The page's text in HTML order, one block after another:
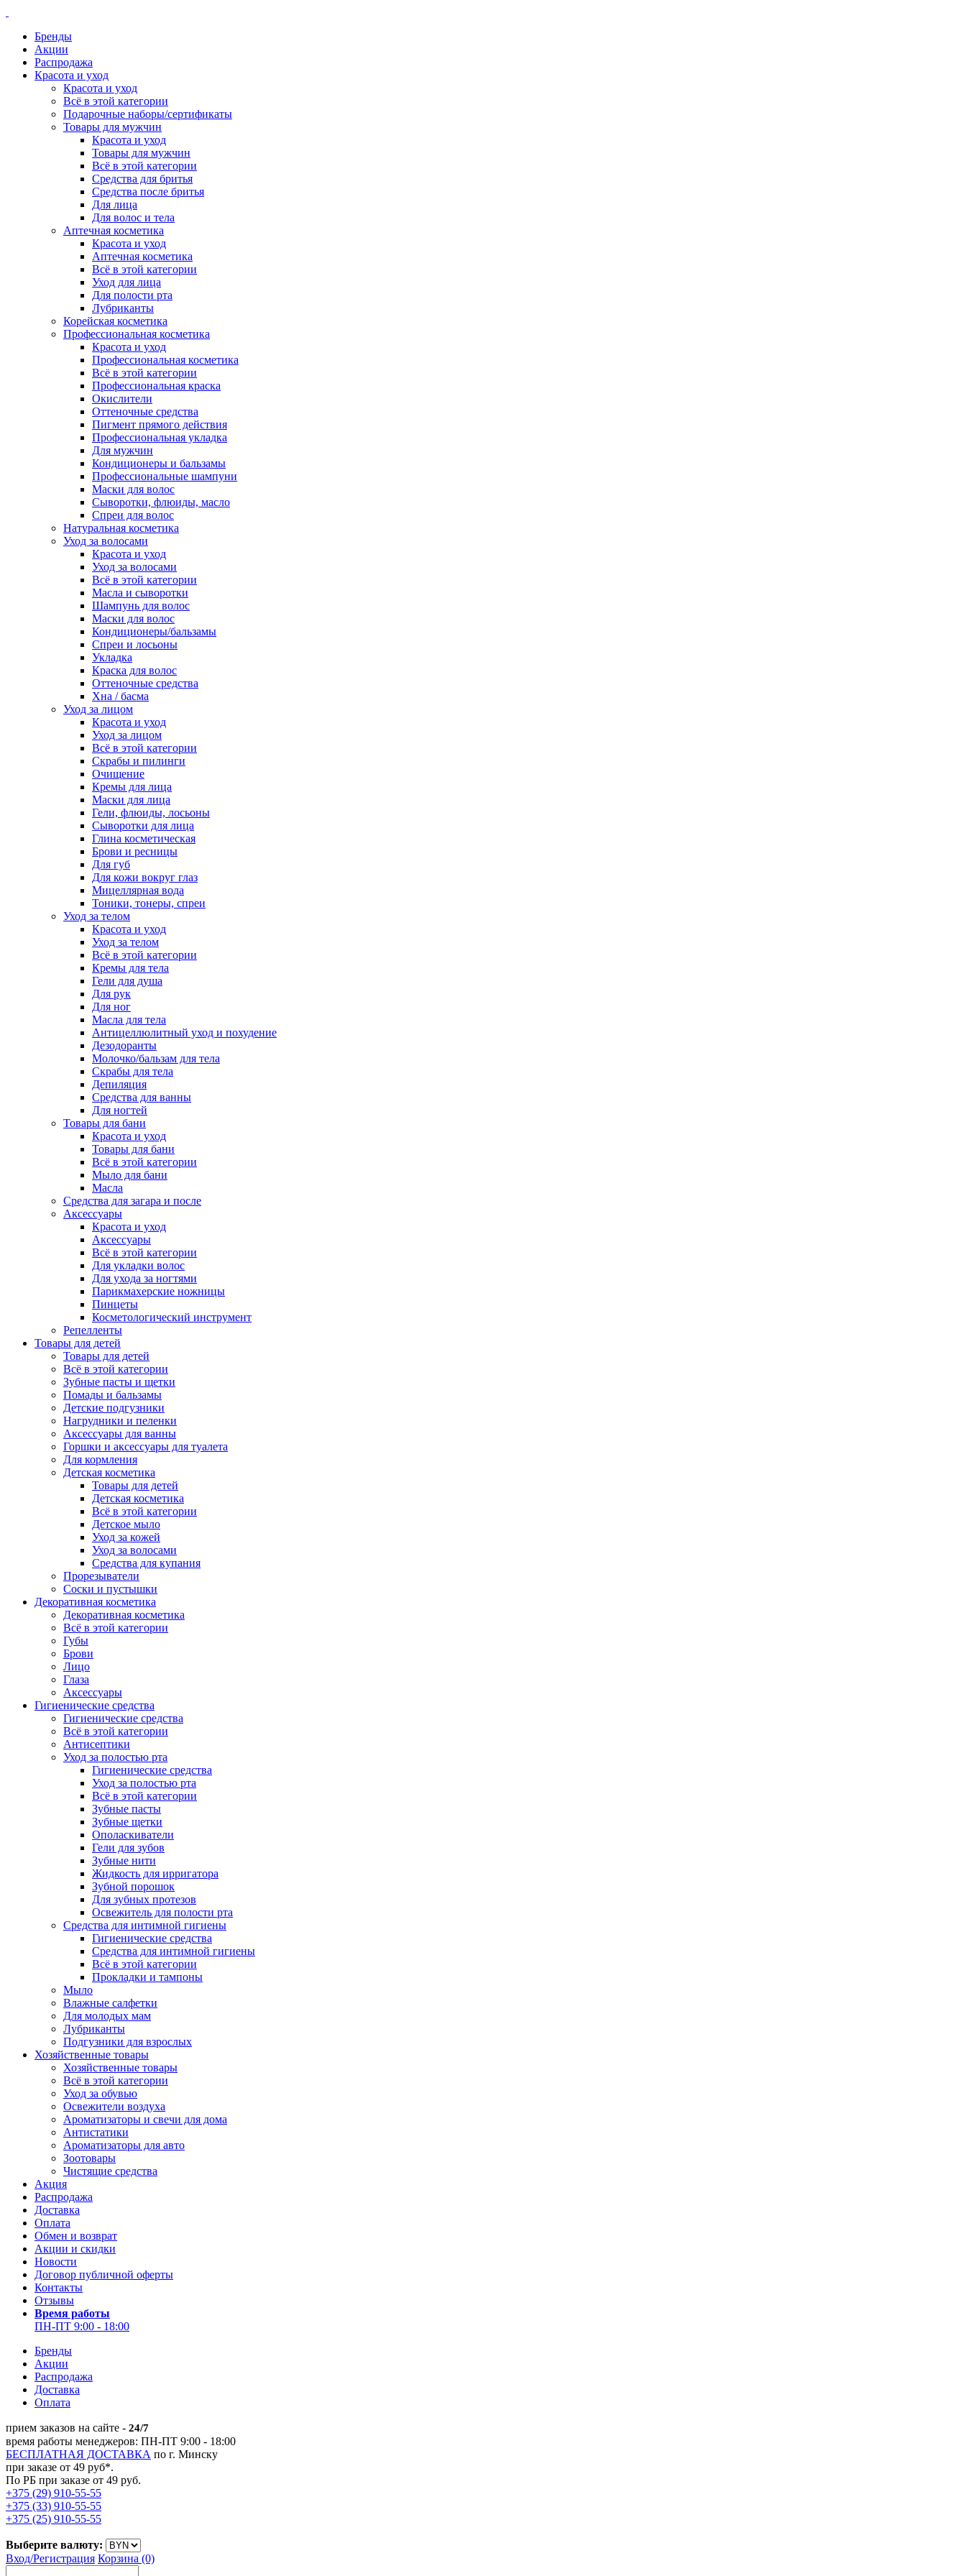
Бренды
Акции
Распродажа
Красота и уход
Красота и уход
Всё в этой категории
Подарочные наборы/сертификаты
Товары для мужчин
Красота и уход
Товары для мужчин
Всё в этой категории
Средства для бритья
Средства после бритья
Для лица
Для волос и тела
Аптечная косметика
Красота и уход
Аптечная косметика
Всё в этой категории
Уход для лица
Для полости рта
Лубриканты
Корейская косметика
Профессиональная косметика
Красота и уход
Профессиональная косметика
Всё в этой категории
Профессиональная краска
Окислители
Оттеночные средства
Пигмент прямого действия
Профессиональная укладка
Для мужчин
Кондиционеры и бальзамы
Профессиональные шампуни
Маски для волос
Сыворотки, флюиды, масло
Спреи для волос
Натуральная косметика
Уход за волосами
Красота и уход
Уход за волосами
Всё в этой категории
Масла и сыворотки
Шампунь для волос
Маски для волос
Кондиционеры/бальзамы
Спреи и лосьоны
Укладка
Краска для волос
Оттеночные средства
Хна / басма
Уход за лицом
Красота и уход
Уход за лицом
Всё в этой категории
Скрабы и пилинги
Очищение
Кремы для лица
Маски для лица
Гели, флюиды, лосьоны
Сыворотки для лица
Глина косметическая
Брови и ресницы
Для губ
Для кожи вокруг глаз
Мицеллярная вода
Тоники, тонеры, спреи
Уход за телом
Красота и уход
Уход за телом
Всё в этой категории
Кремы для тела
Гели для душа
Для рук
Для ног
Масла для тела
Антицеллюлитный уход и похудение
Дезодоранты
Молочко/бальзам для тела
Скрабы для тела
Депиляция
Средства для ванны
Для ногтей
Товары для бани
Красота и уход
Товары для бани
Всё в этой категории
Мыло для бани
Масла
Средства для загара и после
Аксессуары
Красота и уход
Аксессуары
Всё в этой категории
Для укладки волос
Для ухода за ногтями
Парикмахерские ножницы
Пинцеты
Косметологический инструмент
Репелленты
Товары для детей
Товары для детей
Всё в этой категории
Зубные пасты и щетки
Помады и бальзамы
Детские подгузники
Нагрудники и пеленки
Аксессуары для ванны
Горшки и аксессуары для туалета
Для кормления
Детская косметика
Товары для детей
Детская косметика
Всё в этой категории
Детское мыло
Уход за кожей
Уход за волосами
Средства для купания
Прорезыватели
Соски и пустышки
Декоративная косметика
Декоративная косметика
Всё в этой категории
Губы
Брови
Лицо
Глаза
Аксессуары
Гигиенические средства
Гигиенические средства
Всё в этой категории
Антисептики
Уход за полостью рта
Гигиенические средства
Уход за полостью рта
Всё в этой категории
Зубные пасты
Зубные щетки
Ополаскиватели
Гели для зубов
Зубные нити
Жидкость для ирригатора
Зубной порошок
Для зубных протезов
Освежитель для полости рта
Средства для интимной гигиены
Гигиенические средства
Средства для интимной гигиены
Всё в этой категории
Прокладки и тампоны
Мыло
Влажные салфетки
Для молодых мам
Лубриканты
Подгузники для взрослых
Хозяйственные товары
Хозяйственные товары
Всё в этой категории
Уход за обувью
Освежители воздуха
Ароматизаторы и свечи для дома
Антистатики
Ароматизаторы для авто
Зоотовары
Чистящие средства
Акция
Распродажа
Доставка
Оплата
Обмен и возврат
Акции и скидки
Новости
Договор публичной оферты
Контакты
Отзывы
Время работы
ПН-ПТ 9:00 - 18:00
Бренды
Акции
Распродажа
Доставка
Оплата
прием заказов на сайте - 24/7
время работы менеджеров: ПН-ПТ 9:00 - 18:00
БЕСПЛАТНАЯ ДОСТАВКА по г. Минску
при заказе от 49 руб*.
По РБ при заказе от 49 руб.
+375 (29) 910-55-55
+375 (33) 910-55-55
+375 (25) 910-55-55
Выберите валюту:
Вход/Регистрация Корзина (0)